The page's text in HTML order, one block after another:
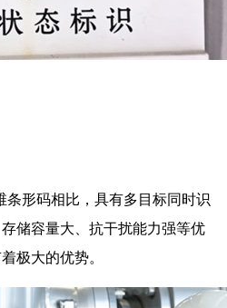
条形码相比，具有多目标同时识
储容量大、抗干扰能力强等优
极大的优势。